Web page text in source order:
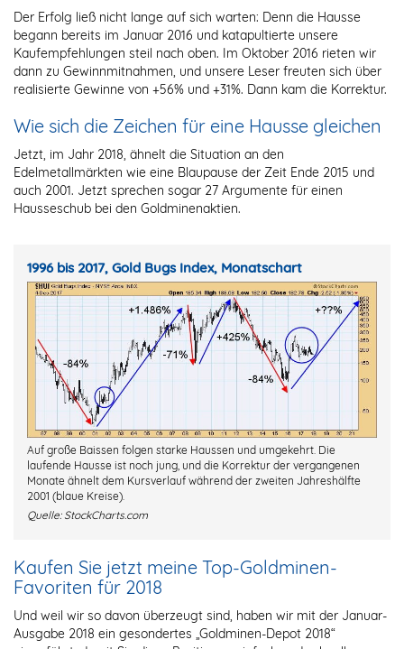
Der Erfolg ließ nicht lange auf sich warten: Denn die Hausse
begann bereits im Januar 2016 und katapultierte unsere
Kaufempfehlungen steil nach oben. Im Oktober 2016 rieten wir
dann zu Gewinnmitnahmen, und unsere Leser freuten sich über
realisierte Gewinne von +56% und +31%. Dann kam die Korrektur.
Wie sich die Zeichen für eine Hausse gleichen
Jetzt, im Jahr 2018, ähnelt die Situation an den
Edelmetallmärkten wie eine Blaupause der Zeit Ende 2015 und
auch 2001. Jetzt sprechen sogar 27 Argumente für einen
Hausseschub bei den Goldminenaktien.
1996 bis 2017, Gold Bugs Index, Monatschart
Auf große Baissen folgen starke Haussen und umgekehrt. Die
laufende Hausse ist noch jung, und die Korrektur der vergangenen
Monate ähnelt dem Kursverlauf während der zweiten Jahreshälfte
2001 (blaue Kreise).
Quelle: StockCharts.com
Kaufen Sie jetzt meine Top-Goldminen-
Favoriten für 2018
Und weil wir so davon überzeugt sind, haben wir mit der Januar-
Ausgabe 2018 ein gesondertes „Goldminen-Depot 2018“